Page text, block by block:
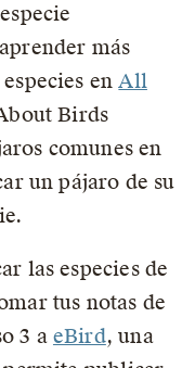
más
enAll
Birds
comunes en
un pájaro de su
las especies de
tus notas de
3 a eBird, una